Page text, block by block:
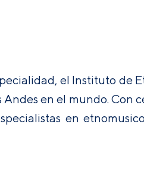
el Instituto de
en el mundo. Con
en